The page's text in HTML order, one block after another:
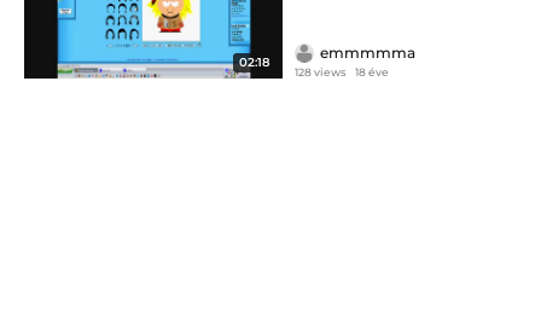
02:18
emmmmma
128 views 18 éve